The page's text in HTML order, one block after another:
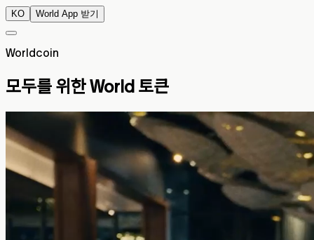
KO World App 받기
Worldcoin
모두를 위한 World 토큰